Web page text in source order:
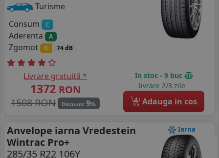
Turisme
Consum
C
Aderenta A
Zgomot B 74 dB
Livrare gratuită *
1372 RON
1508 RON
Discount 9%
In stoc - 9 buc
livrare 2/3 zile
4 Adauga in cos
Iarna
Anvelope iarna Vredestein
Wintrac Pro+
285/35 R22 106Y